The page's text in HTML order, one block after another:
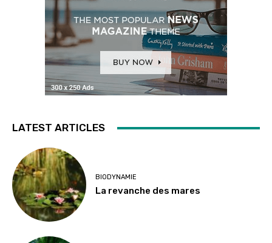
LATEST ARTICLES
BIODYNAMIE
La revanche des mares